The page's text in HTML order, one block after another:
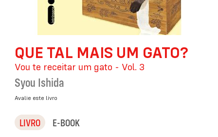
Galeria
QUE TAL MAIS UM GATO?
Vou te receitar um gato - Vol. 3
Syou Ishida
Avalie este livro
LIVRO E-BOOK